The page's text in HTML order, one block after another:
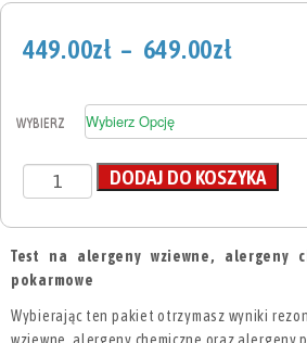
Test na alergeny wziewne, alergeny
pokarmowe
Wybierając ten pakiet otrzymasz wyniki
449.00zł – 649.00zł
WYBIERZ
DODAJ DO KOSZYKA